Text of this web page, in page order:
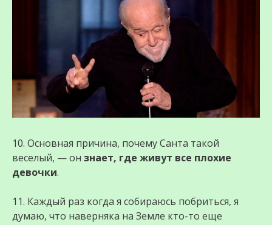
10. Основная причина, почему Санта такой
веселый, — он знает, где живут все плохие
девочки.
11. Каждый раз когда я собираюсь побриться, я
думаю, что наверняка на Земле кто-то еще